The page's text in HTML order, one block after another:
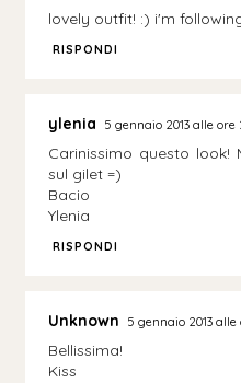
lovely outfit! :) i'm
RISPONDI
ylenia 5 gennaio 2013 alle ore
Carinissimo questo
sul gilet =)
Bacio
Ylenia
RISPONDI
Unknown 5 gennaio 2013 alle
Bellissima!
Kiss